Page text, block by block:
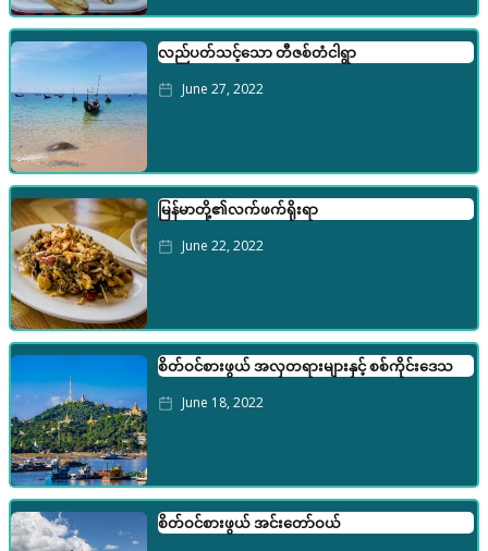
လည်ပတ်သင့်သော တီဇစ်တံငါရွာ
June 27, 2022
မြန်မာတို့၏လက်ဖက်ရိုးရာ
June 22, 2022
စိတ်ဝင်စားဖွယ် အလှတရားများနှင့် စစ်ကိုင်းဒေသ
June 18, 2022
စိတ်ဝင်စားဖွယ် အင်းတော်ဝယ်